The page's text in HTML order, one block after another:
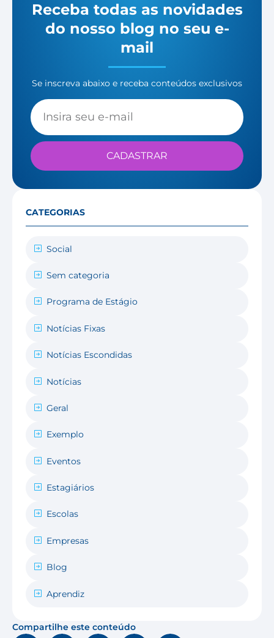
Receba todas as novidades
do nosso blog no seu e-
mail
Se inscreva abaixo e receba conteúdos exclusivos
CADASTRAR
CATEGORIAS
Social
Sem categoria
Programa de Estágio
Notícias Fixas
Notícias Escondidas
Notícias
Geral
Exemplo
Eventos
Estagiários
Escolas
Empresas
Blog
Aprendiz
Compartilhe este conteúdo